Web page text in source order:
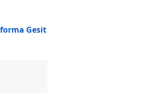
Gesit